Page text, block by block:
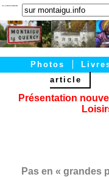
Photos
article
Présentation
Pas en « grandes